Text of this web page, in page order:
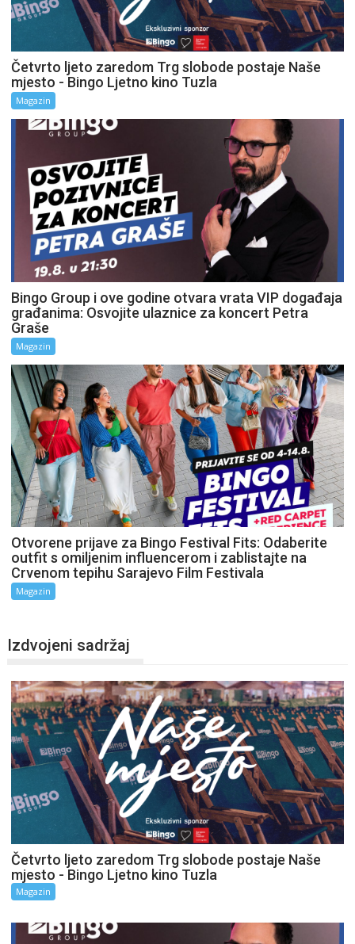
Četvrto ljeto zaredom Trg slobode postaje Naše
mjesto - Bingo Ljetno kino Tuzla
Magazin
Bingo Group i ove godine otvara vrata VIP događaja
građanima: Osvojite ulaznice za koncert Petra
Graše
Magazin
Otvorene prijave za Bingo Festival Fits: Odaberite
outfit s omiljenim influencerom i zablistajte na
Crvenom tepihu Sarajevo Film Festivala
Magazin
Izdvojeni sadržaj
Četvrto ljeto zaredom Trg slobode postaje Naše
mjesto - Bingo Ljetno kino Tuzla
Magazin